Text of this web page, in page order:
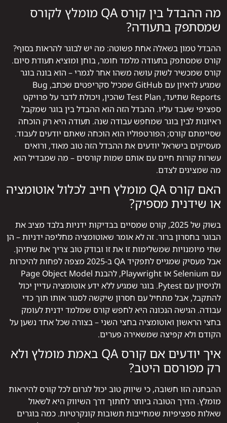
מה ההבדל בין קורס QA מומלץ לקורס
שמסתפק בתעודה?
ההבדל טמון בשאלה אחת פשוטה: מה יש לבוגר להראות בסוף?
קורס שמסתפק בתעודה מלמד חומר, בוחן ומוציא תעודת סיום.
קורס שמכשיר לשוק עושה משהו אחר לגמרי – הוא בונה בוגר
שמגיע לראיון עם GitHub שמכיל סקריפטים שכתב, Bug
Reports שתיעד, Test Plan שהכין, ויכולת לדבר על פרויקט
ספציפי שעבד עליו. ההבדל הזה הוא ההבדל בין בוגר שמקבל
ראיונות לבין בוגר שמחפש עבודה שנה. תעודה היא רק הוכחה
שסיימתם קורס; הפורטפוליו הוא הוכחה שאתם יודעים לעבוד.
מעסיקים בישראל יודעים את ההבדל הזה טוב מאוד, ורואים
עשרות קורות חיים עם אותם שמות קורסים – מה שמבדיל הוא
מה שמציגים לצדם.
האם קורס QA מומלץ חייב לכלול אוטומציה
או שידנית מספיק?
בשוק של 2025, קורס שמסיים בבדיקות ידניות בלבד מציב את
הבוגר בחסרון ברור. זה לא אומר שאוטומציה מחליפה ידניות – הן
שתי מיומנויות שמשלימות זו את זו ובודק טוב צריך את שתיהן.
אבל מעסיק שמגייס לתפקיד QA ב-2025 מצפה לפחות להיכרות
עם Selenium או Playwright, להבנת Page Object Model
ולניסיון עם Pytest. בוגר שמגיע ללא ידע אוטומציה עדיין יכול
להתקבל, אבל מתחיל עם חסרון שיקשה לסגור אותו תוך כדי
עבודה. הגישה הנכונה היא לחפש קורס שמלמד ידנית לעומק
בחצי הראשון ואוטומציה בחצי השני – בצורה שכל אחד נשען על
הקודם ולא קפיצה שמשאירה פערים.
איך יודעים אם קורס QA באמת מומלץ ולא
רק מפורסם היטב?
ההבחנה הזו חשובה, כי שיווק טוב יכול לגרום לכל קורס להיראות
מומלץ. הדרך הטובה ביותר לחתוך דרך השיווק היא לשאול
שאלות ספציפיות שמחייבות תשובות קונקרטיות. כמה בוגרים